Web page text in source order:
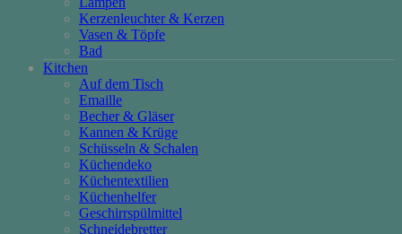
Kerzenleuchter & Kerzen
Vasen & Töpfe
Bad
Kitchen
Auf dem Tisch
Emaille
Becher & Gläser
Kannen & Krüge
Schüsseln & Schalen
Küchendeko
Küchentextilien
Küchenhelfer
Geschirrspülmittel
Schneidebretter